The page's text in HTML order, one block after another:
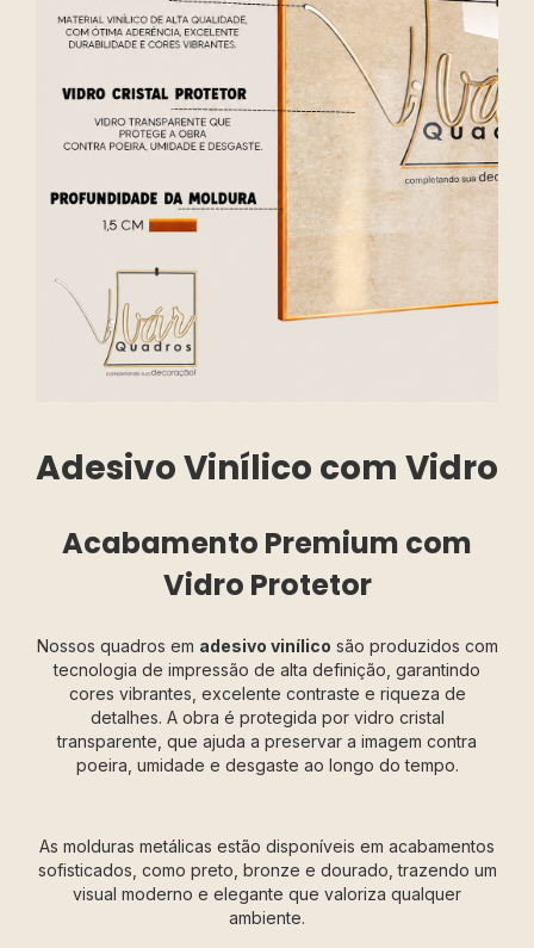
Adesivo Vinílico com Vidro
Acabamento Premium com
Vidro Protetor
Nossos quadros em adesivo vinílico são produzidos com
tecnologia de impressão de alta definição, garantindo
cores vibrantes, excelente contraste e riqueza de
detalhes. A obra é protegida por vidro cristal
transparente, que ajuda a preservar a imagem contra
poeira, umidade e desgaste ao longo do tempo.
As molduras metálicas estão disponíveis em acabamentos
sofisticados, como preto, bronze e dourado, trazendo um
visual moderno e elegante que valoriza qualquer
ambiente.